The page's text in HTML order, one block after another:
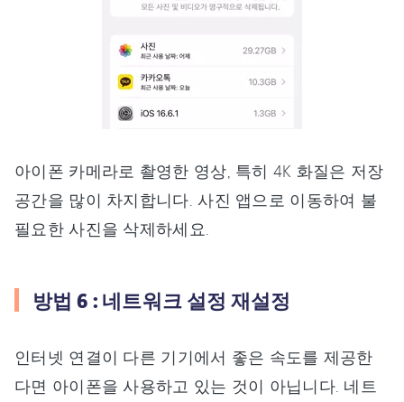
아이폰 카메라로 촬영한 영상, 특히 4K 화질은 저장
공간을 많이 차지합니다. 사진 앱으로 이동하여 불
필요한 사진을 삭제하세요.
방법 6 : 네트워크 설정 재설정
인터넷 연결이 다른 기기에서 좋은 속도를 제공한
다면 아이폰을 사용하고 있는 것이 아닙니다. 네트